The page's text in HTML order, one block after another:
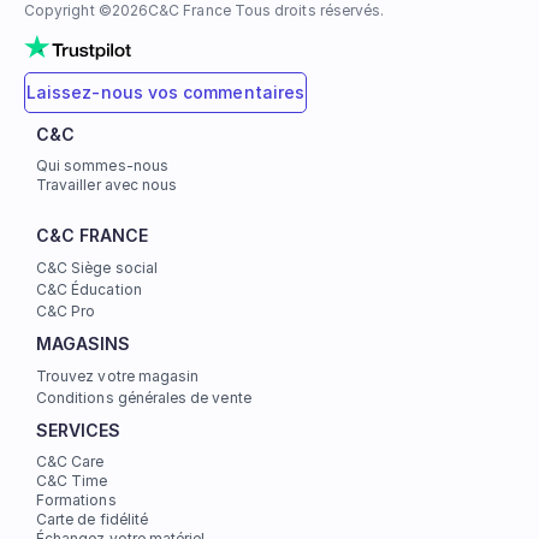
C&C
Qui sommes-nous
Travailler avec nous
C&C FRANCE
C&C Siège social
C&C Éducation
C&C Pro
MAGASINS
Trouvez votre magasin
Conditions générales de vente
SERVICES
C&C Care
C&C Time
Formations
Carte de fidélité
Copyright ©2026C&C France Tous droits réservés.
Laissez-nous vos commentaires